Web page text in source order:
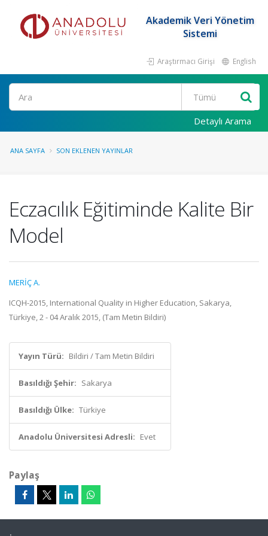
Akademik Veri Yönetim
Sistemi
Araştırmacı Girişi English
Ara
Detaylı Arama
ANA SAYFA SON EKLENEN YAYINLAR
Eczacılık Eğitiminde Kalite Bir
Model
MERİÇ A.
ICQH-2015, International Quality in Higher Education, Sakarya,
Türkiye, 2 - 04 Aralık 2015, (Tam Metin Bildiri)
Yayın Türü: Bildiri / Tam Metin Bildiri
Basıldığı Şehir: Sakarya
Basıldığı Ülke: Türkiye
Anadolu Üniversitesi Adresli: Evet
Paylaş